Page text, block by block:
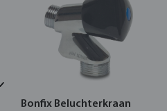
Bonfix Beluchterkraan